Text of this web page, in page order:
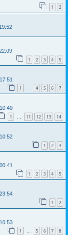
1 2
1 2 3 4 5
1 4 5 6 7
1 … 11 12 13 14
1 2 3
1 2 3 4 5
1 2
1 5 6 7 8